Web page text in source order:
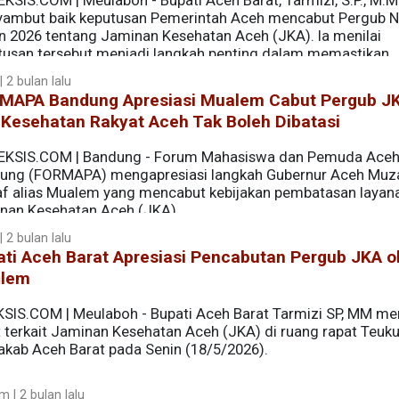
baik keputusan Pemerintah Aceh mencabut Pergub
2026 tentang Jaminan Kesehatan Aceh (JKA). Ia menilai
tersebut menjadi langkah penting dalam memastikan
kesehatan secara adil dan menyeluruh.
2 bulan lalu
Bandung Apresiasi Mualem Cabut Pergub
Rakyat Aceh Tak Boleh Dibatasi
| Bandung - Forum Mahasiswa dan Pemuda Aceh
(FORMAPA) mengapresiasi langkah Gubernur Aceh
alias Mualem yang mencabut kebijakan pembatasan
Kesehatan Aceh (JKA).
menilai keputusan tersebut sebagai respons atas
akses layanan kesehatan.
2 bulan lalu
Aceh Barat Apresiasi Pencabutan Pergub JKA
| Meulaboh - Bupati Aceh Barat Tarmizi SP, MM
terkait Jaminan Kesehatan Aceh (JKA) di ruang rapat
Aceh Barat pada Senin (18/5/2026).
| 2 bulan lalu